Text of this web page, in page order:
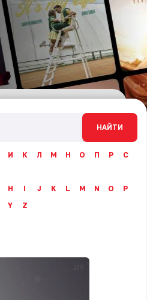
НАЙТИ
И К Л М Н О П Р
С
H I J K L M N O
P
Y Z